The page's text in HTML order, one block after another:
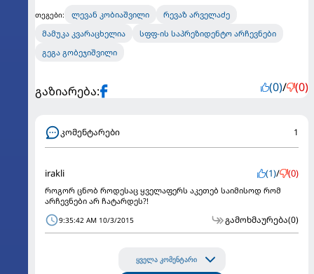
თეგები: ლევან კობიაშვილი
რევაზ არველაძე
მამუკა კვარაცხელია
სფფ-ის საპრეზიდენტო არჩევნები
გეგა გობეჯიშვილი
გაზიარება: (0)/ (0)
კომენტარები 1
irakli (1)/ (0)
როგორ ცნობ როდესაც ყველაფერს აკეთებ საიმისოდ რომ
არჩევნები არ ჩატარდეს?!
9:35:42 AM 10/3/2015 გამოხმაურება(0)
ყველა კომენტარი